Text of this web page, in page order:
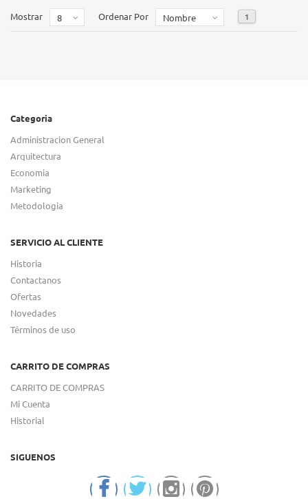
Mostrar 8 Ordenar Por Nombre 1
Categoria
Administracion General
Arquitectura
Economia
Marketing
Metodologia
SERVICIO AL CLIENTE
Historia
Contactanos
Ofertas
Novedades
Términos de uso
CARRITO DE COMPRAS
CARRITO DE COMPRAS
Mi Cuenta
Historial
SIGUENOS